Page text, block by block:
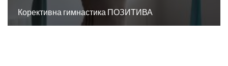
Корективна гимнастика ПОЗИТИВА